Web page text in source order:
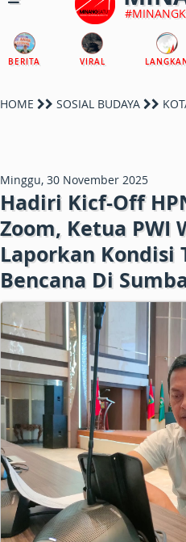
BERITA VIRAL
HOME SOSIAL BUDAYA
Minggu, 30 November 2025
Hadiri Kicf-Off
Zoom, Ketua PWI
Laporkan Kondisi
Bencana Di